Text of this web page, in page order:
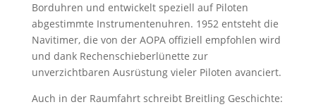
Borduhren und entwickelt speziell auf Piloten
abgestimmte Instrumentenuhren. 1952 entsteht die
Navitimer, die von der AOPA offiziell empfohlen wird
und dank Rechenschieberlünette zur
unverzichtbaren Ausrüstung vieler Piloten avanciert.
Auch in der Raumfahrt schreibt Breitling Geschichte: